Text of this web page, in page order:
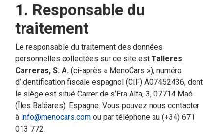
1. Responsable du
traitement
Le responsable du traitement des données
personnelles collectées sur ce site est Talleres
Carreras, S. A. (ci-après « MenoCars »), numéro
d’identification fiscale espagnol (CIF) A07452436, dont
le siège est situé Carrer de s’Era Alta, 3, 07714 Maó
(Îles Baléares), Espagne. Vous pouvez nous contacter
à info@menocars.com ou par téléphone au (+34) 671
013 772.